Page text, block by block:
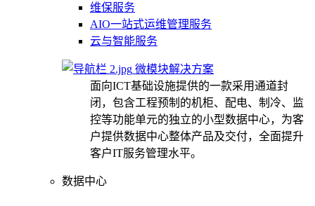
维保服务
AIO一站式运维管理服务
云与智能服务
微模块解决方案
面向ICT基础设施提供的一款采用通道封
闭，包含工程预制的机柜、配电、制冷、监
控等功能单元的独立的小型数据中心，为客
户提供数据中心整体产品及交付，全面提升
客户IT服务管理水平。
数据中心